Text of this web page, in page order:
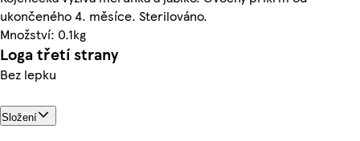
ukončeného 4. měsíce. Sterilováno.
Množství: 0.1kg
Loga třetí strany
Bez lepku
Složení